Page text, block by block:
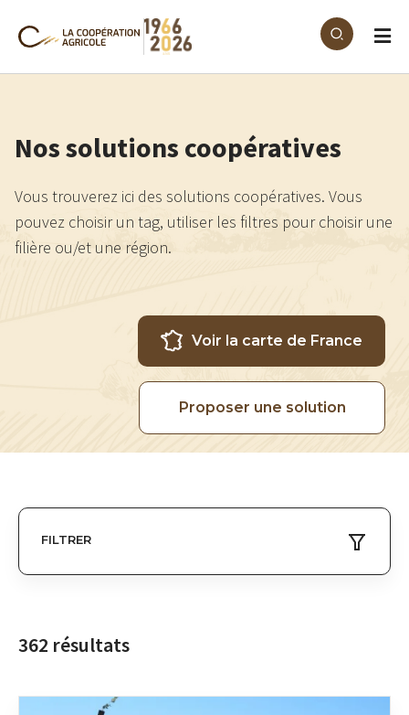
Nos solutions coopératives
Vous trouverez ici des solutions coopératives. Vous
pouvez choisir un tag, utiliser les filtres pour choisir une
filière ou/et une région.
Voir la carte de France
Proposer une solution
FILTRER
362 résultats